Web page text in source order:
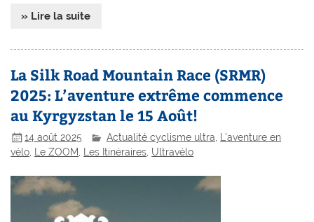
» Lire la suite
La Silk Road Mountain Race (SRMR)
2025: L’aventure extrême commence
au Kyrgyzstan le 15 Août!
14 août 2025 Actualité cyclisme ultra L'aventure en
vélo
Le ZOOM Les Itinéraires Ultravélo